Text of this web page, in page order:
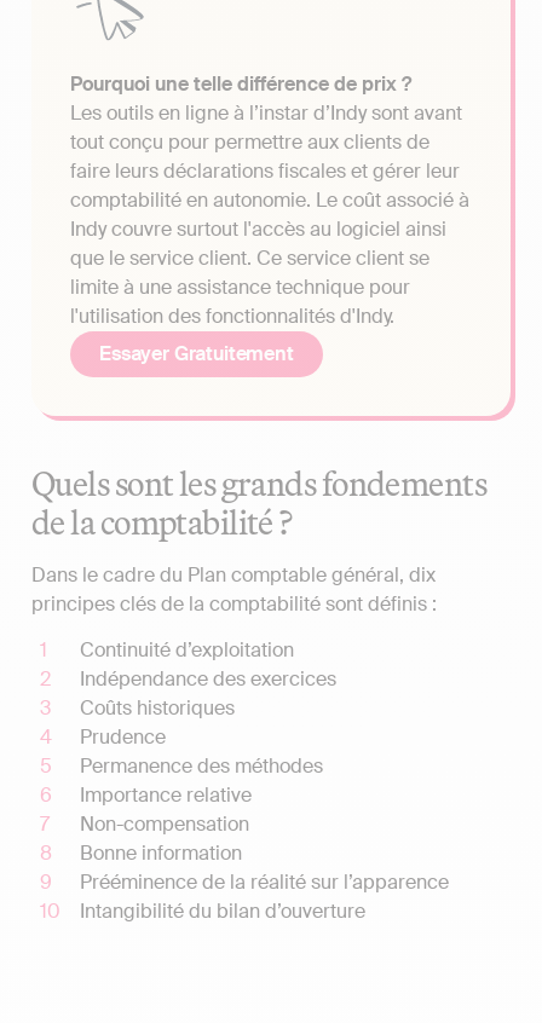
Pourquoi une telle différence de prix ?
Les outils en ligne à l’instar d’Indy sont avant
tout conçu pour permettre aux clients de
faire leurs déclarations fiscales et gérer leur
comptabilité en autonomie. Le coût associé à
Indy couvre surtout l'accès au logiciel ainsi
que le service client. Ce service client se
limite à une assistance technique pour
l'utilisation des fonctionnalités d'Indy.
Essayer Gratuitement
Quels sont les grands fondements
de la comptabilité ?
Dans le cadre du Plan comptable général, dix
principes clés de la comptabilité sont définis :
Continuité d’exploitation
Indépendance des exercices
Coûts historiques
Prudence
Permanence des méthodes
Importance relative
Non-compensation
Bonne information
Prééminence de la réalité sur l’apparence
Intangibilité du bilan d’ouverture